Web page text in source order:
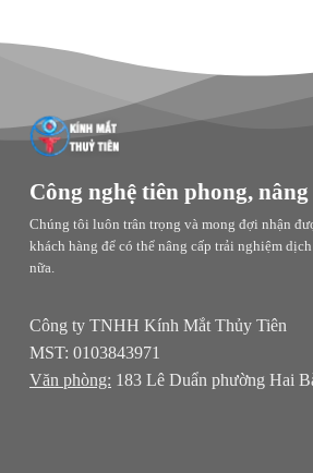
Công nghệ tiên phong,
Chúng tôi luôn trân trọng và mong đợi nhận
khách hàng để có thể nâng cấp trải nghiệm
nữa.
Công ty TNHH Kính Mắt Thủy Tiên
MST: 0103843971
Văn phòng: 183 Lê Duẩn phường Hai